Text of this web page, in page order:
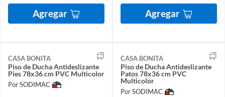
Agregar Agregar
CASA BONITA
Piso de Ducha Antideslizante
Pies 78x36 cm PVC Multicolor
Por SODIMAC
CASA BONITA
Piso de Ducha Antideslizante
Patos 78x36 cm PVC
Multicolor
Por SODIMAC